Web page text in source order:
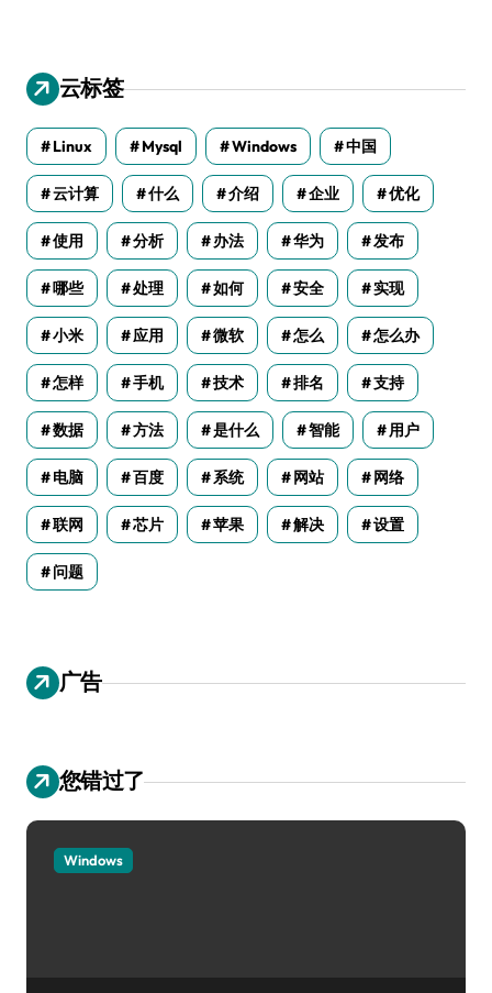
云标签
Linux Mysql Windows 中国
云计算 什么 介绍 企业 优化
使用 分析 办法 华为 发布
哪些 处理 如何 安全 实现
小米 应用 微软 怎么 怎么办
怎样 手机 技术 排名 支持
数据 方法 是什么 智能 用户
电脑 百度 系统 网站 网络
联网 芯片 苹果 解决 设置
问题
广告
您错过了
Windows